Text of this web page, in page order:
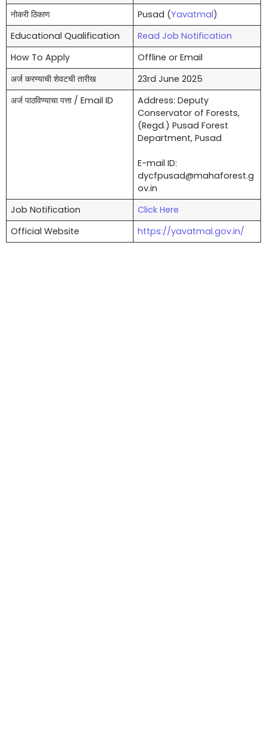
नोकरी ठिकाण
Pusad (Yavatmal)
Educational Qualification
Read Job Notification
How To Apply
Offline or Email
अर्ज करण्याची शेवटची तारीख
23rd June 2025
अर्ज पाठविण्याचा पत्ता / Email ID
Address: Deputy
Conservator of Forests,
(Regd.) Pusad Forest
Department, Pusad
E-mail ID:
dycfpusad@mahaforest.g
ov.in
Job Notification
Click Here
Official Website
https://yavatmal.gov.in/